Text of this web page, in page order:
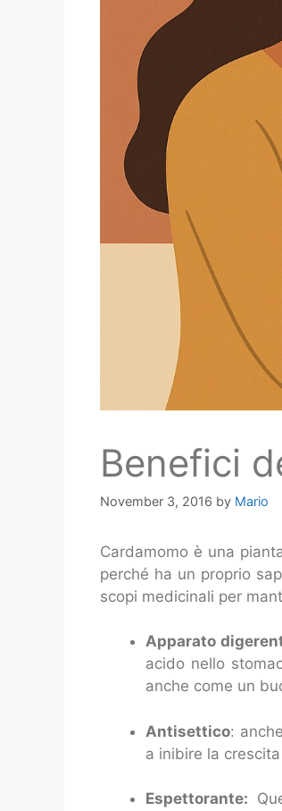
Benefici
November 3, 2016 by Mario
Cardamomo è una
perché ha un proprio
scopi medicinali per
Apparato
acido nello
anche come un
Antisettico:
a inibire la
Espettorante: